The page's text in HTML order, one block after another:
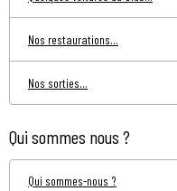
Nos restaurations...
Nos sorties...
Qui sommes nous ?
Qui sommes-nous ?